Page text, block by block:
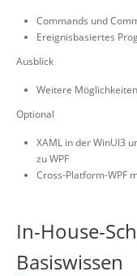
Commands und
Ereignisbasiertes
Ausblick
Weitere
Optional
XAML in der WinUI3
zu WPF
Cross-Platform-WPF
In-House-
Basiswissen